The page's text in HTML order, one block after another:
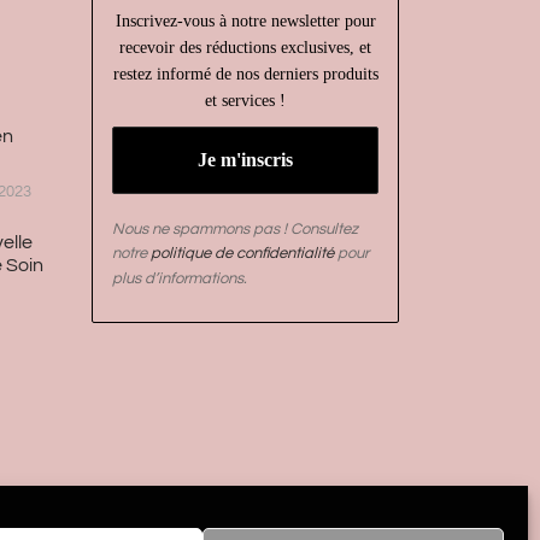
Soin
Inscrivez-vous à notre newsletter pour
recevoir des réductions exclusives, et
restez informé de nos derniers produits
et services !
Nous ne spammons pas ! Consultez
notre politique de confidentialitépour
plus d’informations.